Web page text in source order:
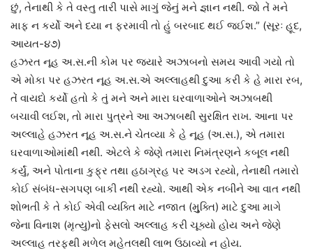
છું, તેનાથી કે તે વસ્તુ તારી પાસે માગું જેનું મને જ્ઞાન નથી. જો તેં મને
માફ ન કર્યો અને દયા ન ફરમાવી તો હું બરબાદ થઈ જઈશ.” (સૂરઃ હૂદ,
આયત-૪૭)
હઝરત નૂહ અ.સ.ની કોમ પર જ્યારે અઝાબનો સમય આવી ગયો તો
એ મોકા પર હઝરત નૂહ અ.સ.એ અલ્લાહથી દુઆ કરી કે હે મારા રબ,
તેં વાયદો કર્યો હતો કે તું મને અને મારા ઘરવાળાઓને અઝાબથી
બચાવી લઈશ, તો મારા પુત્રને આ અઝાબથી સુરક્ષિત રાખ. આના પર
અલ્લાહે હઝરત નૂહ અ.સ.ને ચેતવ્યા કે હે નૂહ (અ.સ.), એ તમારા
ઘરવાળાઓમાંથી નથી. એટલે કે જેણે તમારા નિમંત્રણને કબૂલ નથી
કર્યું, અને પોતાના કુફ્ર તથા હઠાગ્રહ પર અડગ રહ્યો, તેનાથી તમારો
કોઈ સંબંધ-સગપણ બાકી નથી રહ્યો. આથી એક નબીને આ વાત નથી
શોભતી કે તે કોઈ એવી વ્યક્તિ માટે નજાત (મુુક્તિ) માટે દુઆ માગે
જેના વિનાશ (મૃત્યુ)નો ફેસલો અલ્લાહ કરી ચૂક્યો હોય અને જેણે
અલ્લાહ તરફથી મળેલ મહેતલથી લાભ ઉઠાવ્યો ન હોય.